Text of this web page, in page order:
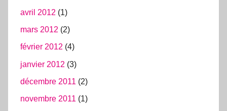
avril 2012 (1)
mars 2012 (2)
février 2012 (4)
janvier 2012 (3)
décembre 2011 (2)
novembre 2011 (1)